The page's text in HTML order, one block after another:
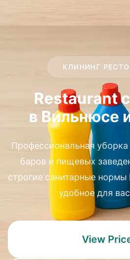
КЛИНИНГ
Restaurant
в Вильнюсе
Профессиональная
баров и пищевых
строгие санитарные нормы
удобное для
View